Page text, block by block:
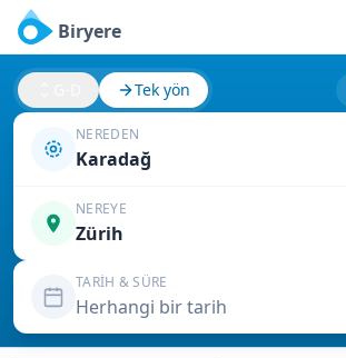
Biryere
Tek yön
NEREDEN
Karadağ
NEREYE
Zürih
TARIH & SÜRE
Herhangi bir tarih